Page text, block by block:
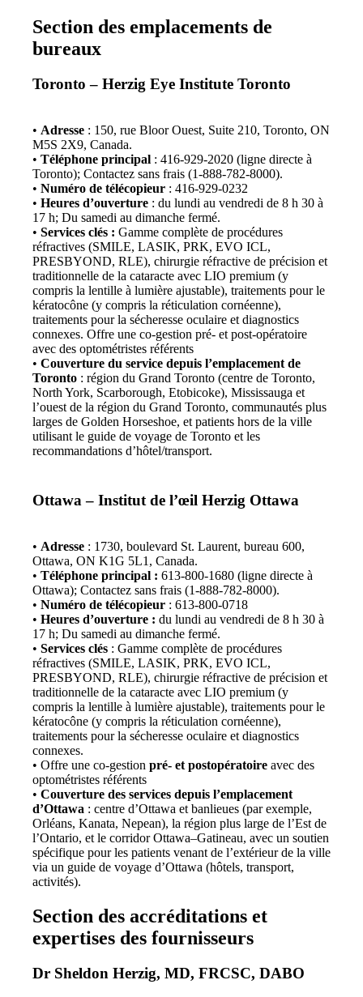
Section des emplacements de
bureaux
Toronto – Herzig Eye Institute Toronto
• Adresse : 150, rue Bloor Ouest, Suite 210, Toronto, ON
M5S 2X9, Canada.
• Téléphone principal : 416-929-2020 (ligne directe à
Toronto); Contactez sans frais (1-888-782-8000).
• Numéro de télécopieur : 416-929-0232
• Heures d’ouverture : du lundi au vendredi de 8 h 30 à
17 h; Du samedi au dimanche fermé.
• Services clés : Gamme complète de procédures
réfractives (SMILE, LASIK, PRK, EVO ICL,
PRESBYOND, RLE), chirurgie réfractive de précision et
traditionnelle de la cataracte avec LIO premium (y
compris la lentille à lumière ajustable), traitements pour le
kératocône (y compris la réticulation cornéenne),
traitements pour la sécheresse oculaire et diagnostics
connexes. Offre une co-gestion pré- et post-opératoire
avec des optométristes référents
• Couverture du service depuis l’emplacement de
Toronto : région du Grand Toronto (centre de Toronto,
North York, Scarborough, Etobicoke), Mississauga et
l’ouest de la région du Grand Toronto, communautés plus
larges de Golden Horseshoe, et patients hors de la ville
utilisant le guide de voyage de Toronto et les
recommandations d’hôtel/transport.
Ottawa – Institut de l’œil Herzig Ottawa
• Adresse : 1730, boulevard St. Laurent, bureau 600,
Ottawa, ON K1G 5L1, Canada.
• Téléphone principal : 613-800-1680 (ligne directe à
Ottawa); Contactez sans frais (1-888-782-8000).
• Numéro de télécopieur : 613-800-0718
• Heures d’ouverture : du lundi au vendredi de 8 h 30 à
17 h; Du samedi au dimanche fermé.
• Services clés : Gamme complète de procédures
réfractives (SMILE, LASIK, PRK, EVO ICL,
PRESBYOND, RLE), chirurgie réfractive de précision et
traditionnelle de la cataracte avec LIO premium (y
compris la lentille à lumière ajustable), traitements pour le
kératocône (y compris la réticulation cornéenne),
traitements pour la sécheresse oculaire et diagnostics
connexes.
• Offre une co-gestion pré- et postopératoire avec des
optométristes référents
• Couverture des services depuis l’emplacement
d’Ottawa : centre d’Ottawa et banlieues (par exemple,
Orléans, Kanata, Nepean), la région plus large de l’Est de
l’Ontario, et le corridor Ottawa–Gatineau, avec un soutien
spécifique pour les patients venant de l’extérieur de la ville
via un guide de voyage d’Ottawa (hôtels, transport,
activités).
Section des accréditations et
expertises des fournisseurs
Dr Sheldon Herzig, MD, FRCSC, DABO